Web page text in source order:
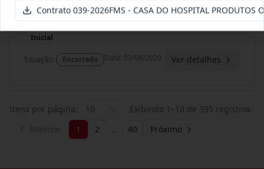
2023
Inicial
prestação de serviços de...
Situação: Encerrado Data: 03/08/2026 Ver detalhes
Itens por página: 10 Exibindo 1 –10 de 395 registros
1 2 … 40 Próximo
Contrato 039-2026FMS - CASA DO HOSPITAL PRODUTOS